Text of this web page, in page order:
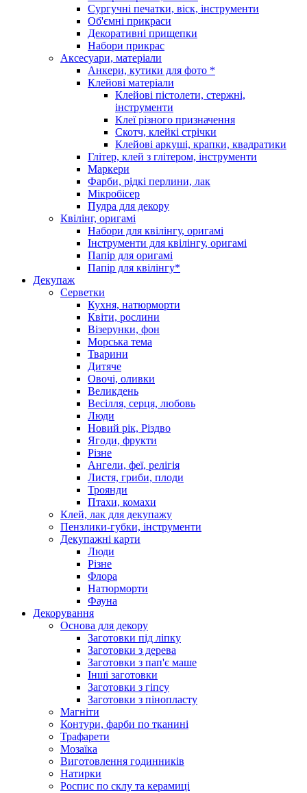
Сургучні печатки, віск, інструменти
Об'ємні прикраси
Декоративні прищепки
Набори прикрас
Аксесуари, матеріали
Анкери, кутики для фото *
Клейові матеріали
Клейові пістолети, стержні,
інструменти
Клеї різного призначення
Скотч, клейкі стрічки
Клейові аркуші, крапки, квадратики
Глітер, клей з глітером, інструменти
Маркери
Фарби, рідкі перлини, лак
Мікробісер
Пудра для декору
Квілінг, оригамі
Набори для квілінгу, оригамі
Інструменти для квілінгу, оригамі
Папір для оригамі
Папір для квілінгу*
Декупаж
Серветки
Кухня, натюрморти
Квіти, рослини
Візерунки, фон
Морська тема
Тварини
Дитяче
Овочі, оливки
Великдень
Весілля, серця, любовь
Люди
Новий рік, Різдво
Ягоди, фрукти
Різне
Ангели, феї, релігія
Листя, гриби, плоди
Троянди
Птахи, комахи
Клей, лак для декупажу
Пензлики-губки, інструменти
Декупажні карти
Люди
Різне
Флора
Натюрморти
Фауна
Декорування
Основа для декору
Заготовки під ліпку
Заготовки з дерева
Заготовки з пап'є маше
Інші заготовки
Заготовки з гіпсу
Заготовки з пінопласту
Магніти
Контури, фарби по тканині
Трафарети
Мозаїка
Виготовлення годинників
Натирки
Роспис по склу та керамиці